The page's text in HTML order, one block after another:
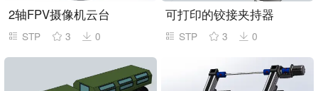
2轴FPV摄像机云台
STP 3 0
可打印的铰接夹持器
STP 3 0